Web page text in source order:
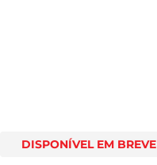
DISPONÍVEL EM BREVE